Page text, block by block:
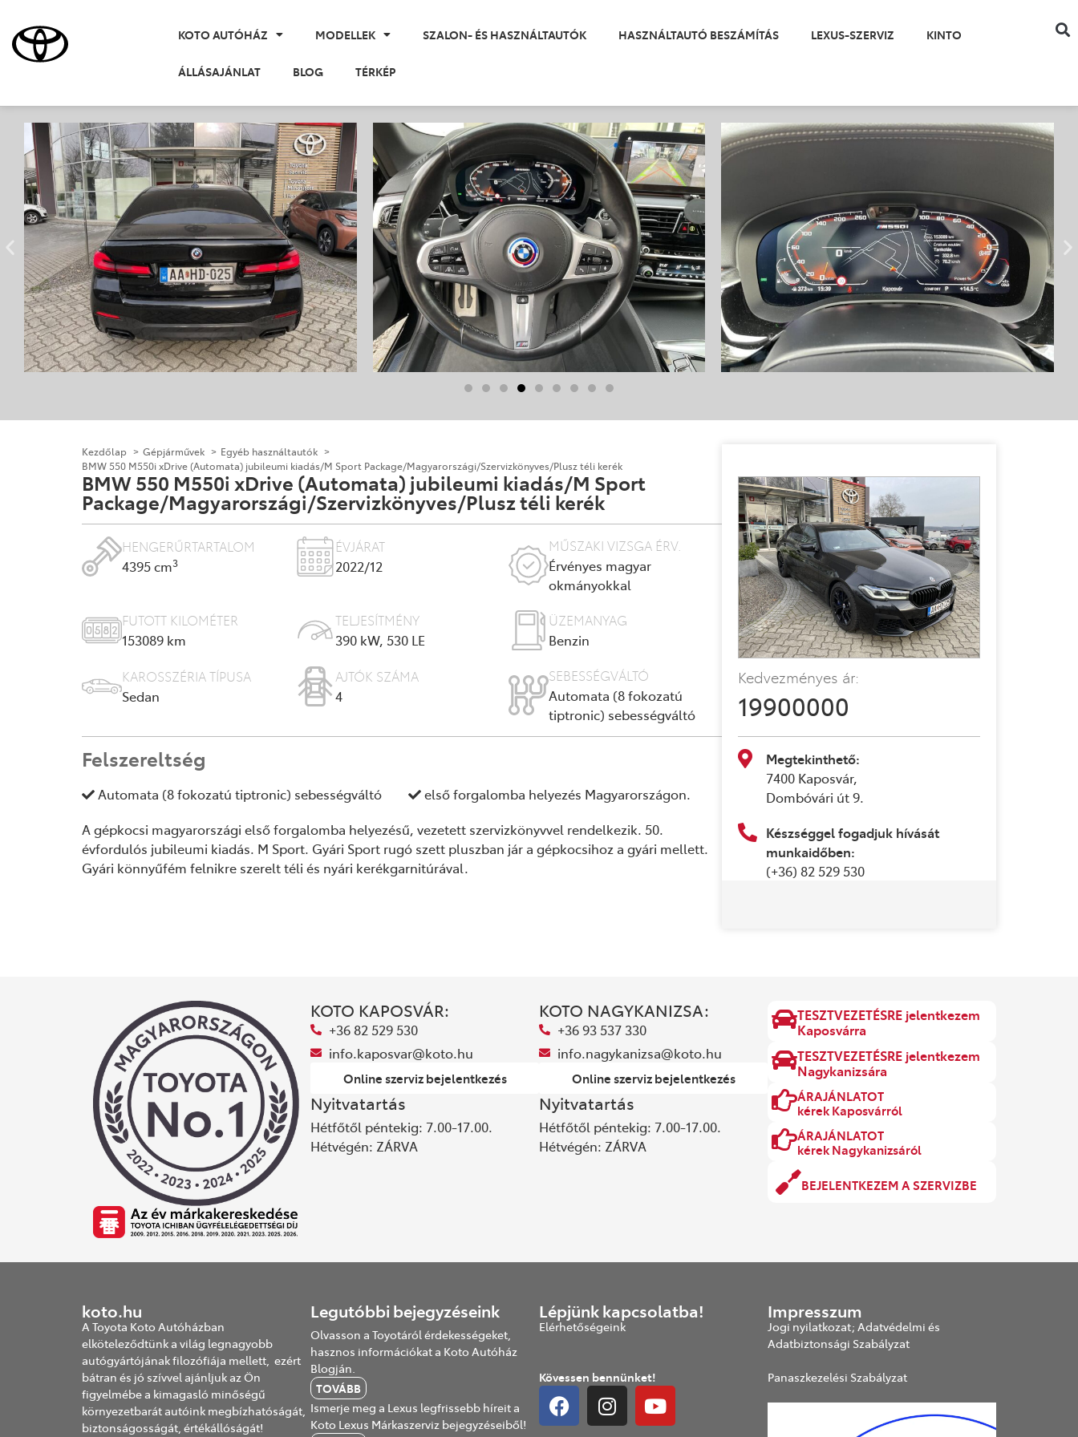
KOTO AUTÓHÁZ MODELLEK SZALON- ÉS HASZNÁLTAUTÓK HASZNÁLTAUTÓ BESZÁMÍTÁS LEXUS-SZERVIZ KINTO
ÁLLÁSAJÁNLAT BLOG TÉRKÉP
Kezdőlap Gépjárművek
Egyéb használtautók
BMW 550 M550i xDrive (Automata) jubileumi kiadás/M Sport Package/Magyarországi/Szervizkönyves/Plusz téli kerék
BMW 550 M550i xDrive (Automata) jubileumi kiadás/M Sport
Package/Magyarországi/Szervizkönyves/Plusz téli kerék
HENGERŰRTARTALOM
4395 cm3
ÉVJÁRAT
2022/12
MŰSZAKI VIZSGA ÉRV.
Érvényes magyar
okmányokkal
FUTOTT KILOMÉTER
153089 km
TELJESÍTMÉNY
390 kW, 530 LE
ÜZEMANYAG
Benzin
KAROSSZÉRIA TÍPUSA
Sedan
AJTÓK SZÁMA
4
SEBESSÉGVÁLTÓ
Automata (8 fokozatú
tiptronic) sebességváltó
Felszereltség
Automata (8 fokozatú tiptronic) sebességváltó
első forgalomba helyezés Magyarországon.
A gépkocsi magyarországi első forgalomba helyezésű, vezetett szervizkönyvvel rendelkezik. 50.
évfordulós jubileumi kiadás. M Sport. Gyári Sport rugó szett pluszban jár a gépkocsihoz a gyári mellett.
Gyári könnyűfém felnikre szerelt téli és nyári kerékgarnitúrával.
Kedvezményes ár:
19900000
Megtekinthető:
7400 Kaposvár,
Dombóvári út 9.
Készséggel fogadjuk hívását
munkaidőben:
(+36) 82 529 530
KOTO KAPOSVÁR:
+36 82 529 530
info.kaposvar@koto.hu
Online szerviz bejelentkezés
Nyitvatartás
Hétfőtől péntekig: 7.00-17.00.
Hétvégén: ZÁRVA
KOTO NAGYKANIZSA:
+36 93 537 330
info.nagykanizsa@koto.hu
Online szerviz bejelentkezés
Nyitvatartás
Hétfőtől péntekig: 7.00-17.00.
Hétvégén: ZÁRVA
TESZTVEZETÉSRE jelentkezem
Kaposvárra
TESZTVEZETÉSRE jelentkezem
Nagykanizsára
ÁRAJÁNLATOT
kérek Kaposvárról
ÁRAJÁNLATOT
kérek Nagykanizsáról
BEJELENTKEZEM A SZERVIZBE
koto.hu
A Toyota Koto Autóházban
elköteleződtünk a világ legnagyobb
autógyártójának filozófiája mellett, ezért
bátran és jó szívvel ajánljuk az Ön
figyelmébe a kimagasló minőségű
környezetbarát autóink megbízhatóságát,
biztonságosságát, értékállóságát!
Legutóbbi bejegyzéseink
Olvasson a Toyotáról érdekességeket,
hasznos információkat a Koto Autóház
Blogján.
TOVÁBB
Ismerje meg a Lexus legfrissebb híreit a
Koto Lexus Márkaszerviz bejegyzéseiből!
Lépjünk kapcsolatba!
Elérhetőségeink
Kövessen bennünket!
Impresszum
Jogi nyilatkozat; Adatvédelmi és
Adatbiztonsági Szabályzat
Panaszkezelési Szabályzat